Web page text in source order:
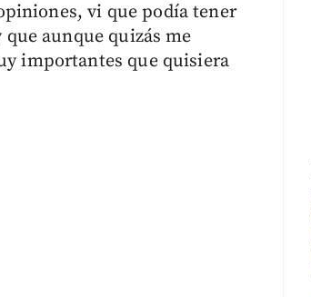
vi que podía tener
aunque quizás me
importantes que quisiera